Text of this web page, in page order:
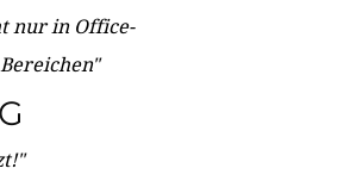
nur in Office-